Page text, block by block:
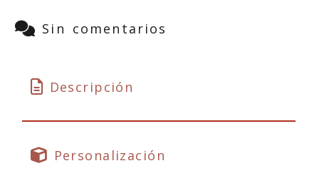
Sin comentarios
Descripción
Personalización